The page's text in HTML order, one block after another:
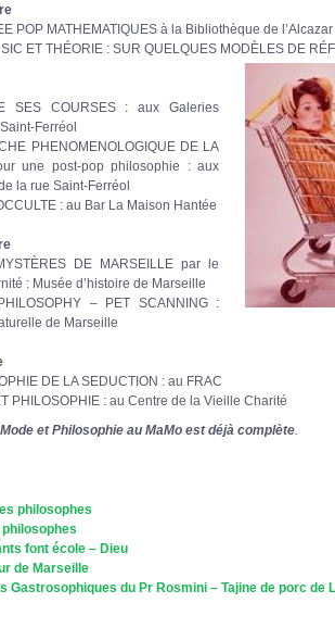
POP MATHEMATIQUES à la Bibliothèque de l’Alcazar
ET THÉORIE : SUR QUELQUES MODÈLES DE
SES COURSES : aux Galeries
Ferréol
PHENOMENOLOGIQUE DE LA
une post-pop philosophie : aux
la rue Saint-Ferréol
: au Bar La Maison Hantée
DE MARSEILLE par le
: Musée d’histoire de Marseille
– PET SCANNING :
de Marseille
DE LA SEDUCTION : au FRAC
PHILOSOPHIE : au Centre de la Vieille Charité
et Philosophie au MaMo est déjà complète
philosophes
font école – Dieu
de Marseille
Gastrosophiques du Pr Rosmini – Tajine de porc de